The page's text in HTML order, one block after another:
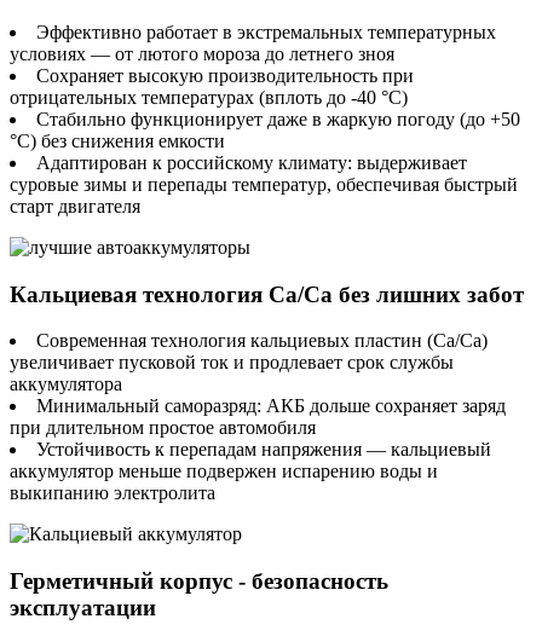
Эффективно работает в экстремальных температурных
условиях — от лютого мороза до летнего зноя
Сохраняет высокую производительность при
отрицательных температурах (вплоть до -40 °C)
Стабильно функционирует даже в жаркую погоду (до +50
°C) без снижения емкости
Адаптирован к российскому климату: выдерживает
суровые зимы и перепады температур, обеспечивая быстрый
старт двигателя
Кальциевая технология Ca/Ca без лишних забот
Современная технология кальциевых пластин (Ca/Ca)
увеличивает пусковой ток и продлевает срок службы
аккумулятора
Минимальный саморазряд: АКБ дольше сохраняет заряд
при длительном простое автомобиля
Устойчивость к перепадам напряжения — кальциевый
аккумулятор меньше подвержен испарению воды и
выкипанию электролита
Герметичный корпус - безопасность
эксплуатации